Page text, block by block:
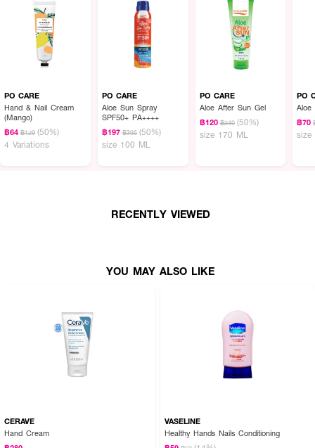
PO CARE
Hand & Nail Cream
(Mango)
฿64 ฿129 (50%)
4 Variations
PO CARE
Aloe Sun Spray
SPF50+ PA++++
฿197 ฿395 (50%)
size 100 ML
PO CARE
Aloe After Sun Gel
฿120 ฿240 (50%)
size 170 ML
PO
Aloe
฿70
size
RECENTLY VIEWED
YOU MAY ALSO LIKE
CERAVE
Hand Cream
VASELINE
Healthy Hands Nails Conditioning